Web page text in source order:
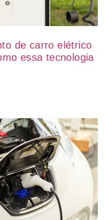
de carro elétrico
essa tecnologia